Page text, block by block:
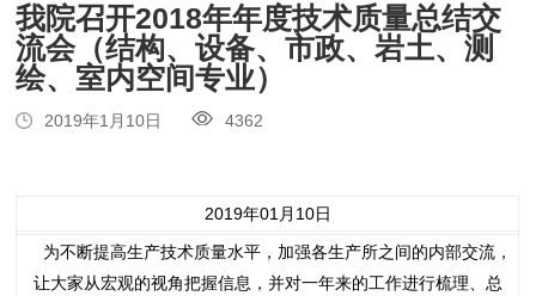
我院召开2018年年度技术质量总结交
流会（结构、设备、市政、岩土、测
绘、室内空间专业）
2019年1月10日 4362
2019年01月10日
为不断提高生产技术质量水平，加强各生产所之间的内部交流，
让大家从宏观的视角把握信息，并对一年来的工作进行梳理、总